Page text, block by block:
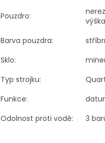
Pouzdro:
Barva pouzdra:
Sklo:
Typ strojku:
Funkce:
Odolnost proti vodě:
3